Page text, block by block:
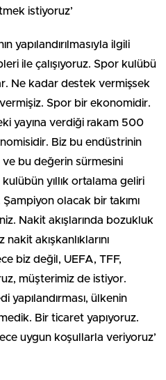
istiyoruz’
yapılandırılmasıyla ilgili
ile çalışıyoruz. Spor kulübü
Ne kadar destek vermişsek
Spor bir ekonomidir.
yayına verdiği rakam 500
Biz bu endüstrinin
ve bu değerin sürmesini
yıllık ortalama geliri
olacak bir takımı
Nakit akışlarında bozukluk
nakit akışkanlıklarını
biz değil, UEFA, TFF,
müşterimiz de istiyor.
yapılandırması, ülkenin
Bir ticaret yapıyoruz.
uygun koşullarla veriyoruz’